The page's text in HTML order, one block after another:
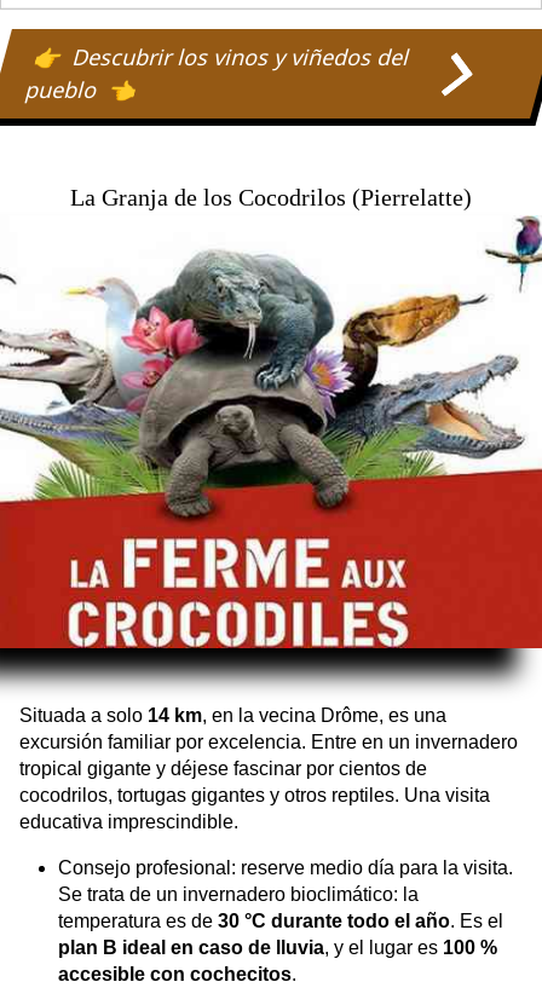
Durée
de
Descubrir los vinos y viñedos del
pueblo
La Granja de los Cocodrilos (Pierrelatte)
Situada a solo 14 km, en la vecina Drôme, es una
excursión familiar por excelencia. Entre en un invernadero
tropical gigante y déjese fascinar por cientos de
cocodrilos, tortugas gigantes y otros reptiles. Una visita
educativa imprescindible.
Consejo profesional: reserve medio día para la visita.
Se trata de un invernadero bioclimático: la
temperatura es de 30 °C durante todo el año. Es el
plan B ideal en caso de lluvia, y el lugar es 100 %
accesible con cochecitos.